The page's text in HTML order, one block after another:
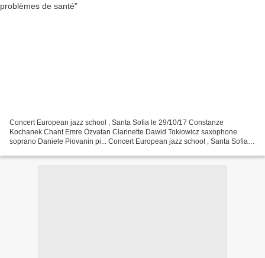
Concert European jazz school , Santa Sofia le 29/10/17 Constanze
Kochanek Chant Emre Özvatan Clarinette Dawid Tokłowicz saxophone
soprano Daniele Piovanin pi... Concert European jazz school , Santa Sofia le